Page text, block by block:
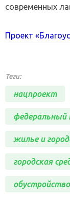
современных
Проект
Теги:
нацпроект
федеральный
жилье и
городская
обустройство